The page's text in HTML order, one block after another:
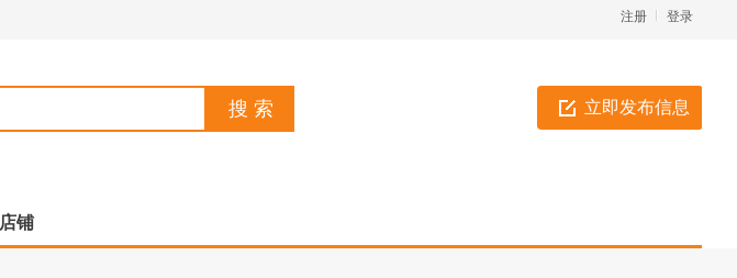
登录
注册
立即发布信息
店铺